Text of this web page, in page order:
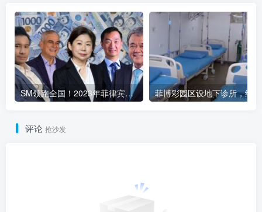
SM领跑全国！2023年菲律宾商业巨头稳健发展
评论 抢沙发